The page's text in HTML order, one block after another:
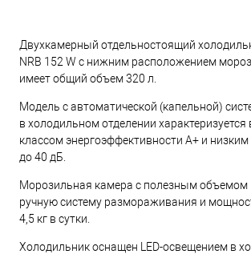
Двухкамерный отдельностоящий
NRB 152 W с нижним расположением
имеет общий объем 320 л.
Модель с автоматической (капельной)
в холодильном отделении
классом энергоэффективности А+ и
до 40 дБ.
Морозильная камера с полезным объемом
ручную систему размораживания и
4,5 кг в сутки.
Холодильник оснащен LED-освещением в